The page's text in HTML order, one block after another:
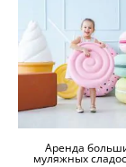
Аренда
муляжных